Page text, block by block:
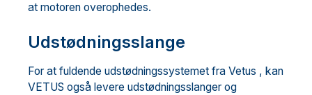
at motoren overophedes.
Udstødningsslange
For at fuldende udstødningssystemet fra Vetus , kan
VETUS også levere udstødningsslanger og